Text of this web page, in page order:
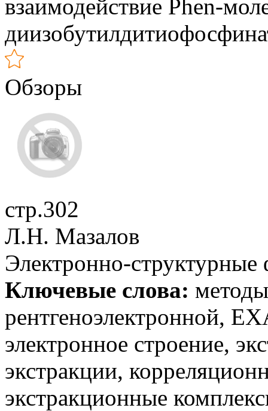
взаимодействие Phen-
Обзоры
стр.302
Л.Н. Мазалов
Электронно-
Ключевые слова:
рентгеноэлектронной,
электронное строение,
экстракции,
экстракционные